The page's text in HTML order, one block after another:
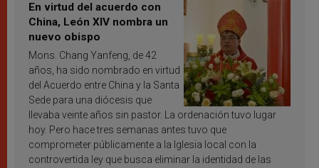
En virtud del acuerdo con
China, León XIV nombra un
nuevo obispo
Mons. Chang Yanfeng, de 42
años, ha sido nombrado en virtud
del Acuerdo entre China y la Santa
Sede para una diócesis que
llevaba veinte años sin pastor. La ordenación tuvo lugar
hoy. Pero hace tres semanas antes tuvo que
comprometer públicamente a la Iglesia local con la
controvertida ley que busca eliminar la identidad de las